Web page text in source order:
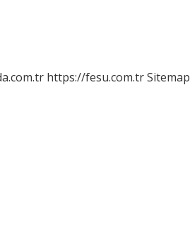
https://fesu.com.trSitemap